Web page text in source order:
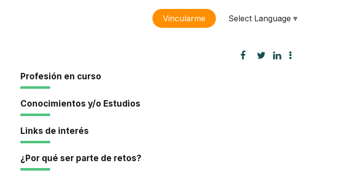
Vincularme Select Language ▼
Profesión en curso
Conocimientos y/o Estudios
Links de interés
¿Por qué ser parte de retos?